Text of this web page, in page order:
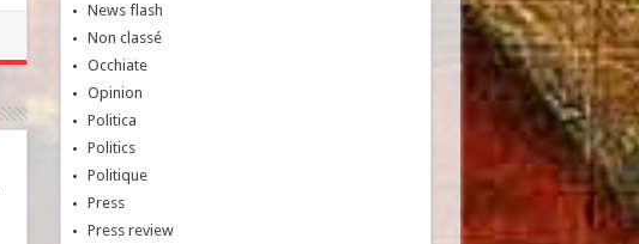
News flash
Non classé
Occhiate
Opinion
Politica
Politics
Politique
Press
Press review